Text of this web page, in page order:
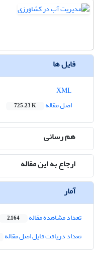
فایل ها
اصل مقاله
725.23 K
هم رسانی
ارجاع به این مقاله
آمار
تعداد مشاهده مقاله 2,164
تعداد دریافت فایل اصل مقاله